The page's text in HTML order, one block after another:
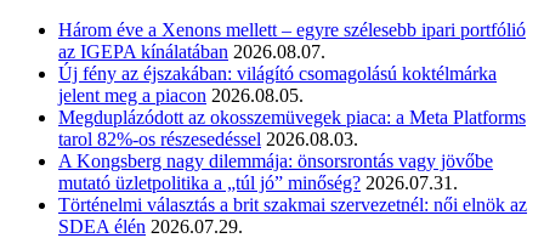
Három éve a Xenons mellett – egyre szélesebb ipari portfólió
az IGEPA kínálatában 2026.08.07.
Új fény az éjszakában: világító csomagolású koktélmárka
jelent meg a piacon 2026.08.05.
Megduplázódott az okosszemüvegek piaca: a Meta Platforms
tarol 82%-os részesedéssel 2026.08.03.
A Kongsberg nagy dilemmája: önsorsrontás vagy jövőbe
mutató üzletpolitika a „túl jó” minőség? 2026.07.31.
Történelmi választás a brit szakmai szervezetnél: női elnök az
SDEA élén 2026.07.29.